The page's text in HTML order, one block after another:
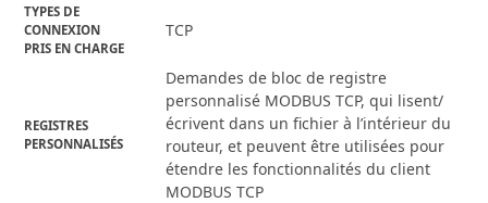
TYPES DE
CONNEXION
PRIS EN CHARGE
TCP
REGISTRES
PERSONNALISÉS
Demandes de bloc de registre
personnalisé MODBUS TCP, qui lisent/
écrivent dans un fichier à l’intérieur du
routeur, et peuvent être utilisées pour
étendre les fonctionnalités du client
MODBUS TCP